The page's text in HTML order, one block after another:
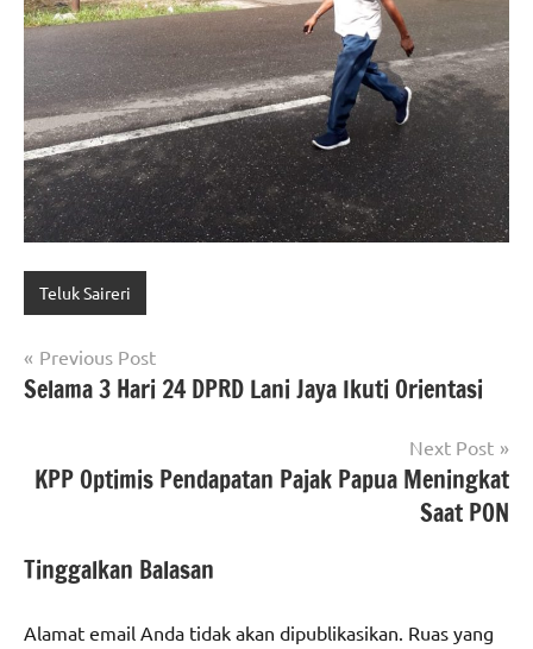
Teluk Saireri
Navigasi
pos
Previous Post
Selama 3 Hari 24 DPRD Lani Jaya Ikuti Orientasi
Next Post
KPP Optimis Pendapatan Pajak Papua Meningkat
Saat PON
Tinggalkan Balasan
Alamat email Anda tidak akan dipublikasikan. Ruas yang